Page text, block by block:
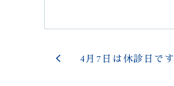
4月7日は休診日です